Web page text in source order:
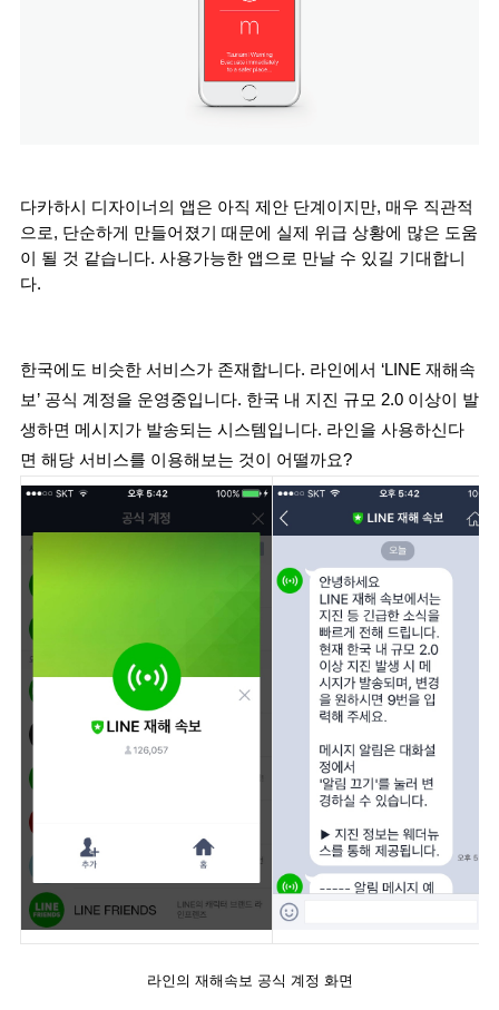
다카하시 디자이너의 앱은 아직 제안 단계이지만, 매우 직관적
으로, 단순하게 만들어졌기 때문에 실제 위급 상황에 많은 도움
이 될 것 같습니다. 사용가능한 앱으로 만날 수 있길 기대합니
다.
한국에도 비슷한 서비스가 존재합니다. 라인에서 ‘LINE 재해속
보’ 공식 계정을 운영중입니다. 한국 내 지진 규모 2.0 이상이 발
생하면 메시지가 발송되는 시스템입니다. 라인을 사용하신다
면 해당 서비스를 이용해보는 것이 어떨까요?
라인의 재해속보 공식 계정 화면